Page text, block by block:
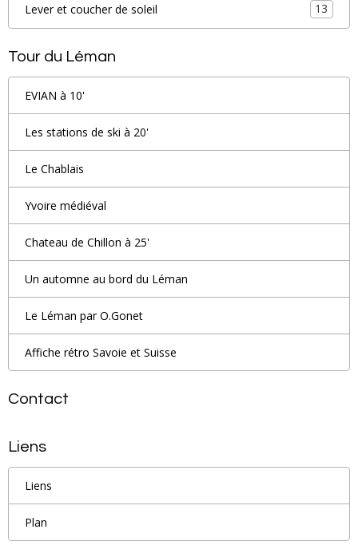
Lever et coucher de soleil 13
Tour du Léman
EVIAN à 10'
Les stations de ski à 20'
Le Chablais
Yvoire médiéval
Chateau de Chillon à 25'
Un automne au bord du Léman
Le Léman par O.Gonet
Affiche rétro Savoie et Suisse
Contact
Liens
Liens
Plan